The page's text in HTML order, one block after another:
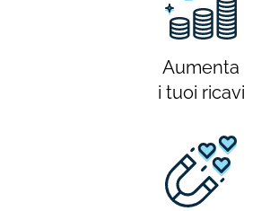
Aumenta
i tuoi ricavi